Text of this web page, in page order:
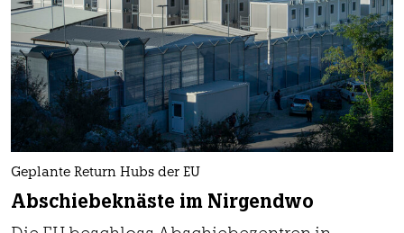
Geplante Return Hubs der EU
Abschiebeknäste im Nirgendwo